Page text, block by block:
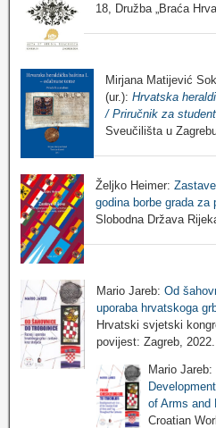
18, Družba „Braća
Mirjana Matijević
(ur.): Hrvatska
/ Priručnik za
Sveučilišta u
Željko Heimer:
godina borbe grada
Slobodna Država
Mario Jareb: Od
uporaba hrvatskoga
Hrvatski svjetski
povijest: Zagreb, 2022.
Mario Jareb:
of Arms and
Croatian